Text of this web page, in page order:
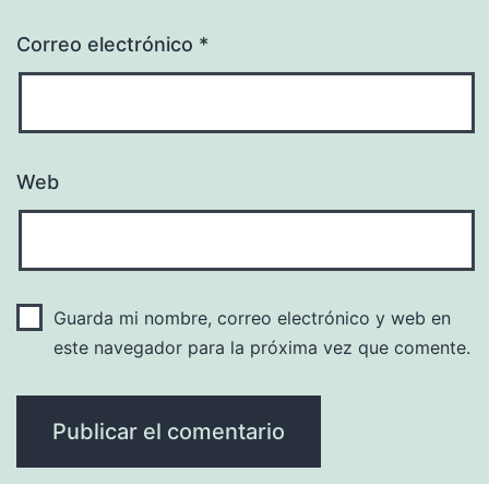
Correo electrónico *
Web
Guarda mi nombre, correo electrónico y web en
este navegador para la próxima vez que comente.